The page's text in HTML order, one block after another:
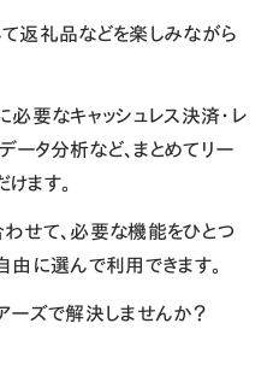
返礼品などを楽しみながら
要なキャッシュレス決済・レ
データ分析など、まとめてリー
ます。
せて、必要な機能をひとつ
由に選んで利用できます。
ーズで解決しませんか？